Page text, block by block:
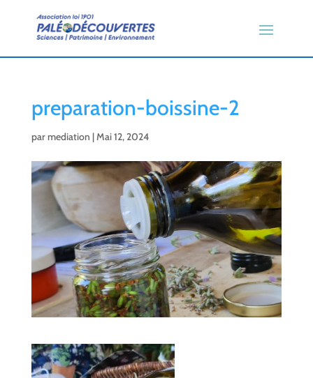
preparation-boissine-2
parmediation |Mai 12, 2024